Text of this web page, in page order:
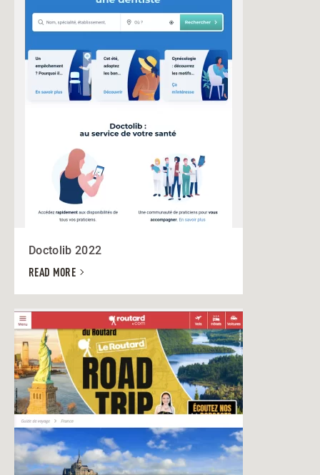
Doctolib 2022
READ MORE